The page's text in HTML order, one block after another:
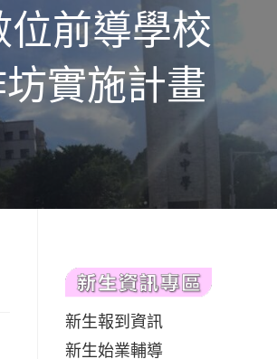
前導學校
實施計畫
新生報到資訊
新生始業輔導